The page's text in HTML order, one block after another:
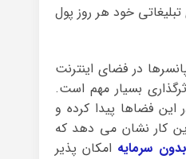
خود هر روز پول
در فضای اینترنت
بسیار مهم است.
فضاها پیدا کرده و
کار نشان می دهد که
سرمایه امکان پذیر